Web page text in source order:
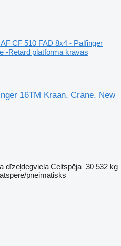
CF 510 FAD 8x4 - Palfinger
-Retard platforma kravas
16TM Kraan, Crane, New
dīzeļdegviela Celtspēja 30 532 kg
atspere/pneimatisks